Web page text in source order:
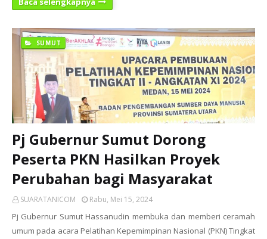
SUMUT
Pj Gubernur Sumut Dorong
Peserta PKN Hasilkan Proyek
Perubahan bagi Masyarakat
SUARATANICOM Rabu, Mei 15, 2024
Pj Gubernur Sumut Hassanudin membuka dan memberi ceramah
umum pada acara Pelatihan Kepemimpinan Nasional (PKN) Tingkat